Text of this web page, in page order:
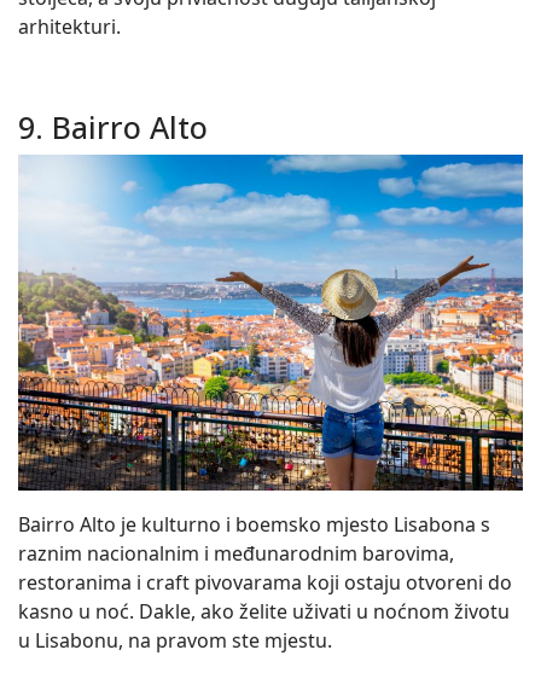
arhitekturi.
9. Bairro Alto
Bairro Alto je kulturno i boemsko mjesto Lisabona s
raznim nacionalnim i međunarodnim barovima,
restoranima i craft pivovarama koji ostaju otvoreni do
kasno u noć. Dakle, ako želite uživati u noćnom životu
u Lisabonu, na pravom ste mjestu.